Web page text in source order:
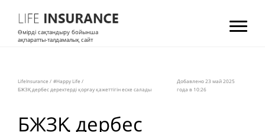
Өмірді сақтандыру бойынша
ақпаратты-талдамалық сайт
LifeInsurance / #Happy Life /
БЖЗҚ дербес деректерді қорғау қажеттігін еске салады
Добавлено 23 май 2025
года в 10:26
БЖЗҚ дербес